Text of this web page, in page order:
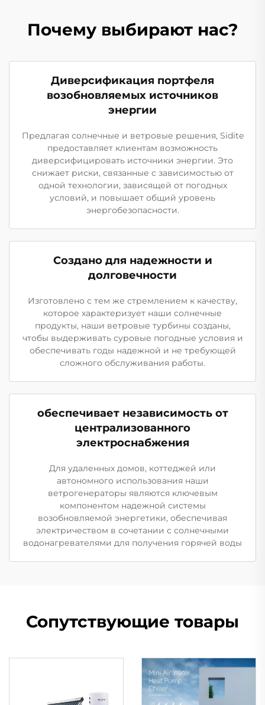
Почему выбирают нас?
Диверсификация портфеля
возобновляемых источников
энергии
Предлагая солнечные и ветровые решения, Sidite
предоставляет клиентам возможность
диверсифицировать источники энергии. Это
снижает риски, связанные с зависимостью от
одной технологии, зависящей от погодных
условий, и повышает общий уровень
энергобезопасности.
Создано для надежности и
долговечности
Изготовлено с тем же стремлением к качеству,
которое характеризует наши солнечные
продукты, наши ветровые турбины созданы,
чтобы выдерживать суровые погодные условия и
обеспечивать годы надежной и не требующей
сложного обслуживания работы.
обеспечивает независимость от
централизованного
электроснабжения
Для удаленных домов, коттеджей или
автономного использования наши
ветрогенераторы являются ключевым
компонентом надежной системы
возобновляемой энергетики, обеспечивая
электричеством в сочетании с солнечными
водонагревателями для получения горячей воды
Сопутствующие товары